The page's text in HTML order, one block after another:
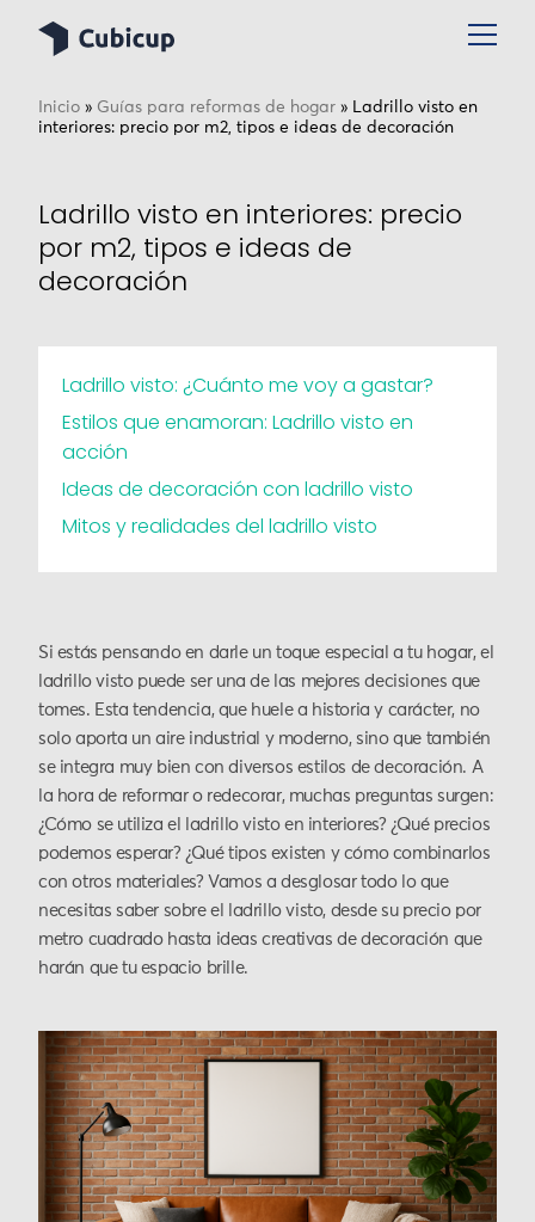
Inicio » Guías para reformas de hogar » Ladrillo visto en
interiores: precio por m2, tipos e ideas de decoración
Ladrillo visto en interiores: precio
por m2, tipos e ideas de
decoración
Ladrillo visto: ¿Cuánto me voy a gastar?
Estilos que enamoran: Ladrillo visto en
acción
Ideas de decoración con ladrillo visto
Mitos y realidades del ladrillo visto
Si estás pensando en darle un toque especial a tu hogar, el
ladrillo visto puede ser una de las mejores decisiones que
tomes. Esta tendencia, que huele a historia y carácter, no
solo aporta un aire industrial y moderno, sino que también
se integra muy bien con diversos estilos de decoración. A
la hora de reformar o redecorar, muchas preguntas surgen:
¿Cómo se utiliza el ladrillo visto en interiores? ¿Qué precios
podemos esperar? ¿Qué tipos existen y cómo combinarlos
con otros materiales? Vamos a desglosar todo lo que
necesitas saber sobre el ladrillo visto, desde su precio por
metro cuadrado hasta ideas creativas de decoración que
harán que tu espacio brille.